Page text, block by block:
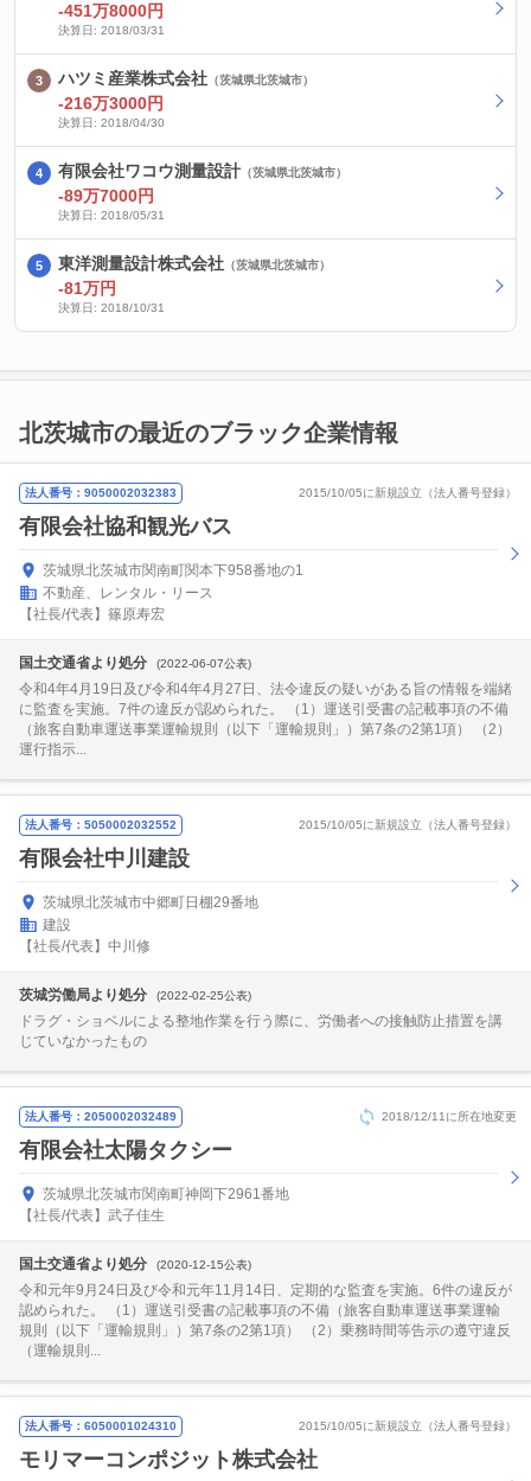
-451万8000円
決算日: 2018/03/31
ハツミ産業株式会社 （茨城県北茨城市）
-216万3000円
決算日: 2018/04/30
有限会社ワコウ測量設計 （茨城県北茨城市）
-89万7000円
決算日: 2018/05/31
東洋測量設計株式会社 （茨城県北茨城市）
-81万円
決算日: 2018/10/31
北茨城市の最近のブラック企業情報
法人番号：9050002032383 2015/10/05に新規設立（法人番号登録）
有限会社協和観光バス
茨城県北茨城市関南町関本下958番地の1
不動産、レンタル・リース
【社長/代表】篠原寿宏
国土交通省より処分 (2022-06-07公表)
令和4年4月19日及び令和4年4月27日、法令違反の疑いがある旨の情報を端緒
に監査を実施。7件の違反が認められた。 （1）運送引受書の記載事項の不備
（旅客自動車運送事業運輸規則（以下「運輸規則」）第7条の2第1項） （2）
運行指示...
法人番号：5050002032552 2015/10/05に新規設立（法人番号登録）
有限会社中川建設
茨城県北茨城市中郷町日棚29番地
建設
【社長/代表】中川修
茨城労働局より処分 (2022-02-25公表)
ドラグ・ショベルによる整地作業を行う際に、労働者への接触防止措置を講
じていなかったもの
法人番号：2050002032489 2018/12/11に所在地変更
有限会社太陽タクシー
茨城県北茨城市関南町神岡下2961番地
【社長/代表】武子佳生
国土交通省より処分 (2020-12-15公表)
令和元年9月24日及び令和元年11月14日、定期的な監査を実施。6件の違反が
認められた。 （1）運送引受書の記載事項の不備（旅客自動車運送事業運輸
規則（以下「運輸規則」）第7条の2第1項） （2）乗務時間等告示の遵守違反
（運輸規則...
法人番号：6050001024310 2015/10/05に新規設立（法人番号登録）
モリマーコンポジット株式会社